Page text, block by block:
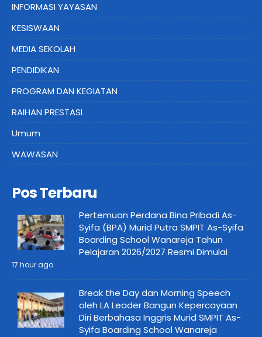
INFORMASI YAYASAN
KESISWAAN
MEDIA SEKOLAH
PENDIDIKAN
PROGRAM DAN KEGIATAN
RAIHAN PRESTASI
Umum
WAWASAN
Pos Terbaru
Pertemuan Perdana Bina Pribadi As-
Syifa (BPA) Murid Putra SMPIT As-Syifa
Boarding School Wanareja Tahun
Pelajaran 2026/2027 Resmi Dimulai
17 hour ago
Break the Day dan Morning Speech
oleh LA Leader Bangun Kepercayaan
Diri Berbahasa Inggris Murid SMPIT As-
Syifa Boarding School Wanareja